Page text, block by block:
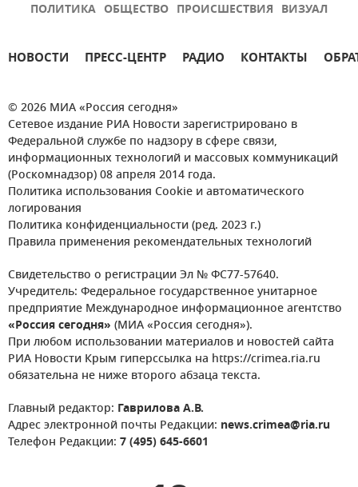
ПОЛИТИКА ОБЩЕСТВО ПРОИСШЕСТВИЯ ВИЗУАЛ
НОВОСТИ ПРЕСС-ЦЕНТР РАДИО КОНТАКТЫ
© 2026 МИА «Россия сегодня»
Сетевое издание РИА Новости зарегистрировано в
Федеральной службе по надзору в сфере связи,
информационных технологий и массовых коммуникаций
(Роскомнадзор) 08 апреля 2014 года.
Политика использования Cookie и автоматического
логирования
Политика конфиденциальности (ред. 2023 г.)
Правила применения рекомендательных технологий
Свидетельство о регистрации Эл № ФС77-57640.
Учредитель: Федеральное государственное унитарное
предприятие Международное информационное агентство
«Россия сегодня» (МИА «Россия сегодня»).
При любом использовании материалов и новостей сайта
РИА Новости Крым гиперссылка на https://crimea.ria.ru
обязательна не ниже второго абзаца текста.
Главный редактор: Гаврилова А.В.
Адрес электронной почты Редакции: news.crimea@ria.ru
Телефон Редакции: 7 (495) 645-6601